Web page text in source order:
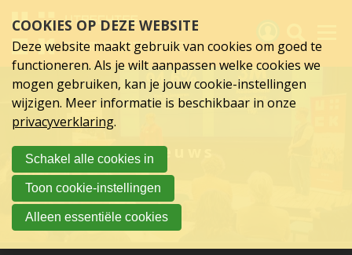
links
over
Spring
hoofd
inhoud
Spring
naar
hoofdnavigatie
Nieuws
Activiteiten
Nieuws
Verslagen
Sluit je aan
Over UCK
COOKIES OP DEZE WEBSITE
Deze website maakt gebruik van cookies om goed te
functioneren. Als je wilt aanpassen welke cookies we
mogen gebruiken, kan je jouw cookie-instellingen
wijzigen. Meer informatie is beschikbaar in onze
privacyverklaring.
Schakel alle cookies in
Toon cookie-instellingen
Alleen essentiële cookies